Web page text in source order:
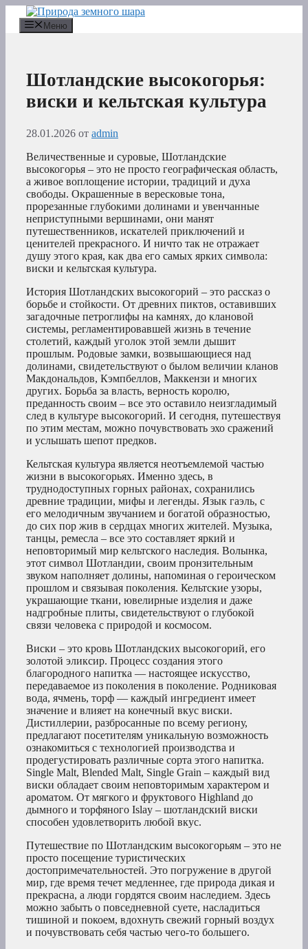
Перейти
содержимому
Меню
Шотландские высокогорья:
виски и кельтская культура
28.01.2026 от admin
Величественные и суровые, Шотландские
высокогорья – это не просто географическая область,
а живое воплощение истории, традиций и духа
свободы. Окрашенные в вересковые тона,
прорезанные глубокими долинами и увенчанные
неприступными вершинами, они манят
путешественников, искателей приключений и
ценителей прекрасного. И ничто так не отражает
душу этого края, как два его самых ярких символа:
виски и кельтская культура.
История Шотландских высокогорий – это рассказ о
борьбе и стойкости. От древних пиктов, оставивших
загадочные петроглифы на камнях, до клановой
системы, регламентировавшей жизнь в течение
столетий, каждый уголок этой земли дышит
прошлым. Родовые замки, возвышающиеся над
долинами, свидетельствуют о былом величии кланов
Макдональдов, Кэмпбеллов, Маккензи и многих
других. Борьба за власть, верность королю,
преданность своим – все это оставило неизгладимый
след в культуре высокогорий. И сегодня, путешествуя
по этим местам, можно почувствовать эхо сражений
и услышать шепот предков.
Кельтская культура является неотъемлемой частью
жизни в высокогорьях. Именно здесь, в
труднодоступных горных районах, сохранились
древние традиции, мифы и легенды. Язык гаэль, с
его мелодичным звучанием и богатой образностью,
до сих пор жив в сердцах многих жителей. Музыка,
танцы, ремесла – все это составляет яркий и
неповторимый мир кельтского наследия. Волынка,
этот символ Шотландии, своим пронзительным
звуком наполняет долины, напоминая о героическом
прошлом и связывая поколения. Кельтские узоры,
украшающие ткани, ювелирные изделия и даже
надгробные плиты, свидетельствуют о глубокой
связи человека с природой и космосом.
Виски – это кровь Шотландских высокогорий, его
золотой эликсир. Процесс создания этого
благородного напитка — настоящее искусство,
передаваемое из поколения в поколение. Родниковая
вода, ячмень, торф — каждый ингредиент имеет
значение и влияет на конечный вкус виски.
Дистиллерии, разбросанные по всему региону,
предлагают посетителям уникальную возможность
ознакомиться с технологией производства и
продегустировать различные сорта этого напитка.
Single Malt, Blended Malt, Single Grain – каждый вид
виски обладает своим неповторимым характером и
ароматом. От мягкого и фруктового Highland до
дымного и торфяного Islay – шотландский виски
способен удовлетворить любой вкус.
Путешествие по Шотландским высокогорьям – это не
просто посещение туристических
достопримечательностей. Это погружение в другой
мир, где время течет медленнее, где природа дикая и
прекрасна, а люди гордятся своим наследием. Здесь
можно забыть о повседневной суете, насладиться
тишиной и покоем, вдохнуть свежий горный воздух
и почувствовать себя частью чего-то большего.